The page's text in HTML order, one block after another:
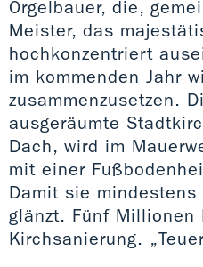
Orgelbauer, die,
Meister, das
hochkonzentriert
im kommenden Jahr
zusammenzusetzen.
ausgeräumte
Dach, wird im
mit einer
Damit sie
glänzt. Fünf Millionen
Kirchsanierung.